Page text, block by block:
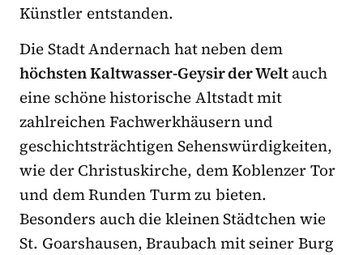
Künstler entstanden.
Die Stadt Andernach hat neben dem
höchsten Kaltwasser-Geysir der Weltauch
eine schöne historische Altstadt mit
zahlreichen Fachwerkhäusern und
geschichtsträchtigen Sehenswürdigkeiten,
wie der Christuskirche, dem Koblenzer Tor
und dem Runden Turm zu bieten.
Besonders auch die kleinen Städtchen wie
St. Goarshausen, Braubach mit seiner Burg